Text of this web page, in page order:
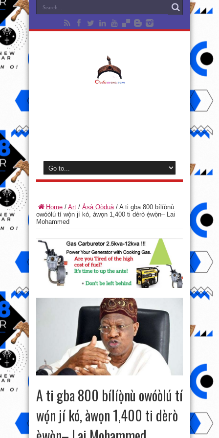
Home / Art / Àṣà Oòduà/ A ti gba 800 bílíọ̀nù
owóòlú tí wọ́n jí kó, àwọn 1,400 ti dèrò ẹ̀wọ̀n– Lai
Mohammed
A ti gba 800 bílíọ̀nù owóòlú tí
wọ́n jí kó, àwọn 1,400 ti dèrò